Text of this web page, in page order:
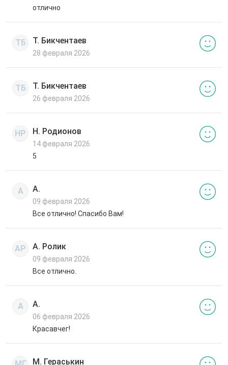
отлично
ТБ Т. Бикчентаев
28 февраля 2026
ТБ Т. Бикчентаев
26 февраля 2026
НР Н. Родионов
14 февраля 2026
5
А А.
09 февраля 2026
Все отлично! Спасибо Вам!
АР А. Ролик
09 февраля 2026
Все отлично.
А А.
06 февраля 2026
Красавчег!
М. Гераськин